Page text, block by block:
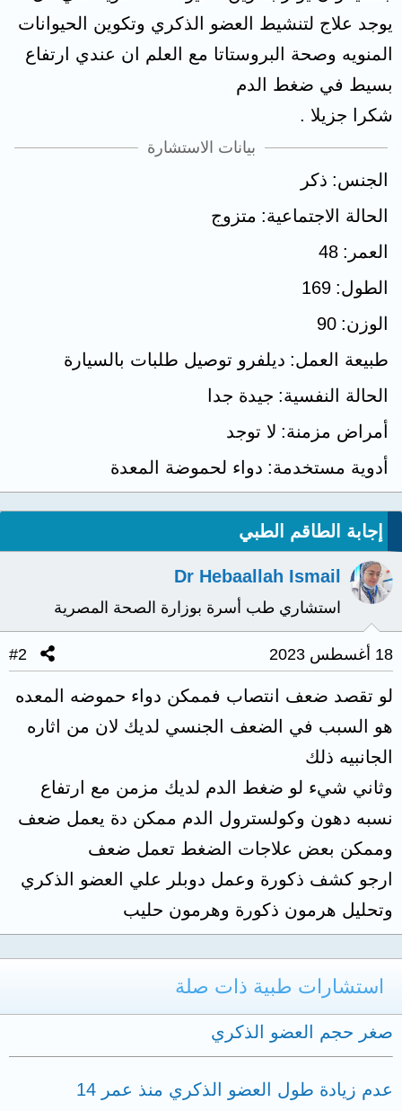
يوجد علاج لتنشيط العضو الذكري وتكوين الحيوانات
المنويه وصحة البروستاتا مع العلم ان عندي ارتفاع
بسيط في ضغط الدم
شكرا جزيلا .
بيانات الاستشارة
الجنس ذكر
الحالة الاجتماعية
متزوج
العمر
48
الطول 169
الوزن 90
طبيعة العمل ديلفرو توصيل طلبات بالسيارة
الحالة النفسية جيدة جدا
أمراض مزمنة لا توجد
أدوية مستخدمة دواء لحموضة المعدة
إجابة الطاقم الطبي
Dr Hebaallah Ismail
استشاري طب أسرة بوزارة الصحة المصرية
18 أغسطس 2023 #2
لو تقصد ضعف انتصاب فممكن دواء حموضه المعده
هو السبب في الضعف الجنسي لديك لان من اثاره
الجانبيه ذلك
وثاني شيء لو ضغط الدم لديك مزمن مع ارتفاع
نسبه دهون وكولسترول الدم ممكن دة يعمل ضعف
وممكن بعض علاجات الضغط تعمل ضعف
ارجو كشف ذكورة وعمل دوبلر علي العضو الذكري
وتحليل هرمون ذكورة وهرمون حليب
استشارات طبية ذات صلة
صغر حجم العضو الذكري
عدم زيادة طول العضو الذكري منذ عمر 14